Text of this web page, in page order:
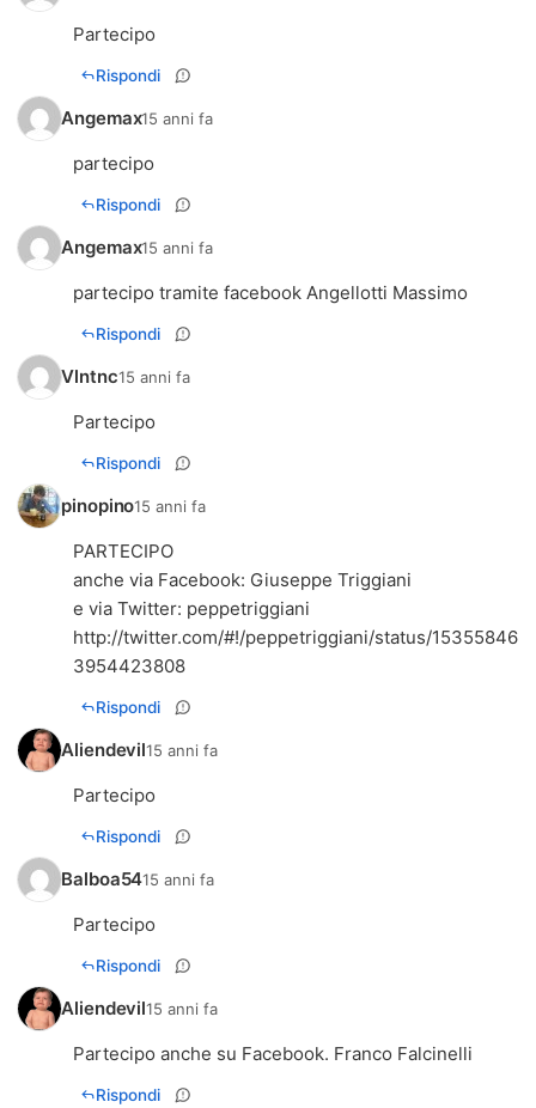
Partecipo
Rispondi
Angemax15 anni fa
partecipo
Rispondi
Angemax15 anni fa
partecipo tramite facebook Angellotti Massimo
Rispondi
Vlntnc15 anni fa
Partecipo
Rispondi
pinopino15 anni fa
PARTECIPO
anche via Facebook: Giuseppe Triggiani
http://twitter.com/#!/peppetriggiani/status/15355846
3954423808
Rispondi
Aliendevil15 anni fa
Partecipo
Rispondi
Balboa5415 anni fa
Rispondi
Aliendevil15 anni fa
Partecipo anche su Facebook. Franco Falcinelli
Rispondi